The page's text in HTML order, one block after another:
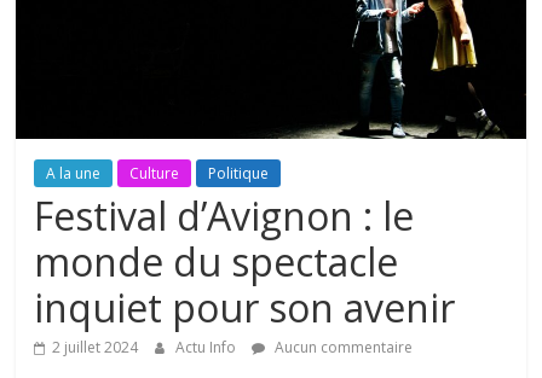
A la une Culture Politique
Festival d’Avignon : le
monde du spectacle
inquiet pour son avenir
2 juillet 2024 Actu Info Aucun commentaire